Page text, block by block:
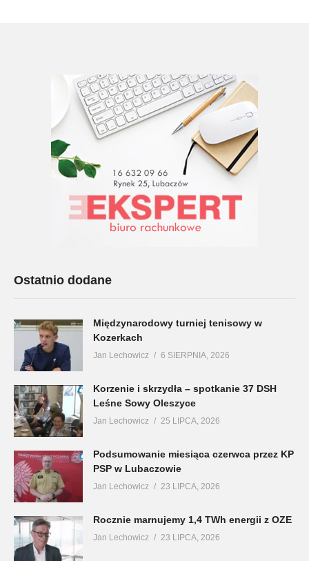
Ostatnio dodane
Międzynarodowy turniej tenisowy w
Kozerkach
Jan Lechowicz 6 SIERPNIA, 2026
Korzenie i skrzydła – spotkanie 37 DSH
Leśne Sowy Oleszyce
Jan Lechowicz 25 LIPCA, 2026
Podsumowanie miesiąca czerwca przez KP
PSP w Lubaczowie
Jan Lechowicz 23 LIPCA, 2026
Rocznie marnujemy 1,4 TWh energii z OZE
Jan Lechowicz 23 LIPCA, 2026